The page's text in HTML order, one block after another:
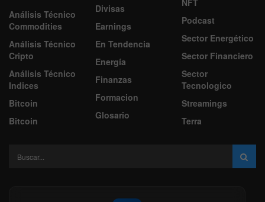
Análisis Técnico
Commodities
Análisis Técnico
Cripto
Análisis Técnico
Indices
Bitcoin
Bitcoin
Divisas
Earnings
En Tendencia
Energía
Finanzas
Formacion
Glosario
NFT
Podcast
Sector Energético
Sector Financiero
Sector
Tecnologico
Streamings
Terra